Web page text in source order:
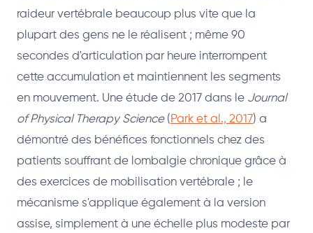
raideur vertébrale beaucoup plus vite que la
plupart des gens ne le réalisent ; même 90
secondes d'articulation par heure interrompent
cette accumulation et maintiennent les segments
en mouvement. Une étude de 2017 dans le Journal
of Physical Therapy Science( Park et al., 2017) a
démontré des bénéfices fonctionnels chez des
patients souffrant de lombalgie chronique grâce à
des exercices de mobilisation vertébrale ; le
mécanisme s'applique également à la version
assise, simplement à une échelle plus modeste par